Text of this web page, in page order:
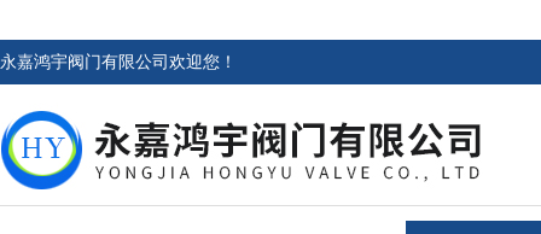
永嘉鸿宇阀门有限公司欢迎您！